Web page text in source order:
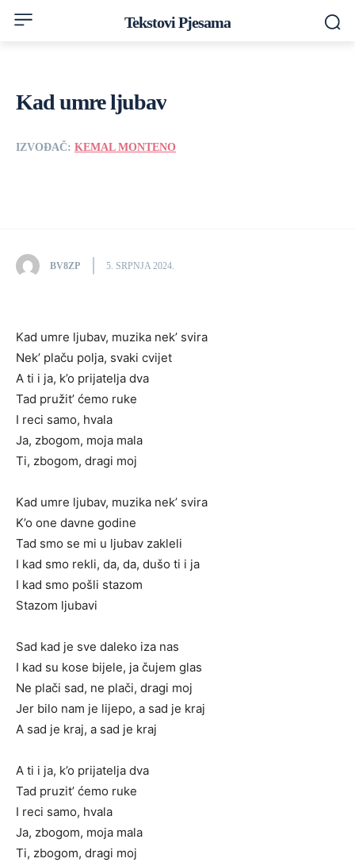
Tekstovi Pjesama
Kad umre ljubav
IZVOĐAČ: KEMAL MONTENO
BV8ZP 5. SRPNJA 2024.
Kad umre ljubav, muzika nek’ svira
Nek’ plaču polja, svaki cvijet
A ti i ja, k’o prijatelja dva
Tad pružit’ ćemo ruke
I reci samo, hvala
Ja, zbogom, moja mala
Ti, zbogom, dragi moj
Kad umre ljubav, muzika nek’ svira
K’o one davne godine
Tad smo se mi u ljubav zakleli
I kad smo rekli, da, da, dušo ti i ja
I kad smo pošli stazom
Stazom ljubavi
Sad kad je sve daleko iza nas
I kad su kose bijele, ja čujem glas
Ne plači sad, ne plači, dragi moj
Jer bilo nam je lijepo, a sad je kraj
A sad je kraj, a sad je kraj
A ti i ja, k’o prijatelja dva
Tad pruzit’ ćemo ruke
I reci samo, hvala
Ja, zbogom, moja mala
Ti, zbogom, dragi moj